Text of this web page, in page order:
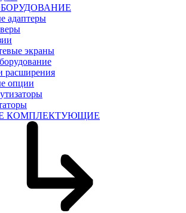
адаптеры
экраны
расширения
опции
КОМПЛЕКТУЮЩИЕ